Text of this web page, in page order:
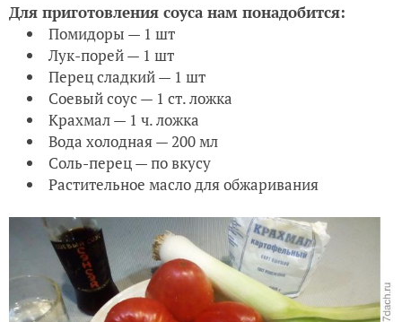
Для приготовления соуса нам понадобится:
Помидоры — 1 шт
Лук-порей — 1 шт
Перец сладкий — 1 шт
Соевый соус — 1 ст. ложка
Крахмал — 1 ч. ложка
Вода холодная — 200 мл
Соль-перец — по вкусу
Растительное масло для обжаривания